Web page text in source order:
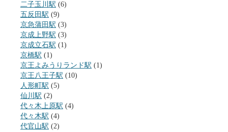
二子玉川駅 (6)
五反田駅 (9)
京急蒲田駅 (3)
京成上野駅 (3)
京成立石駅 (1)
京橋駅 (1)
京王よみうりランド駅 (1)
京王八王子駅 (10)
人形町駅 (5)
仙川駅 (2)
代々木上原駅 (4)
代々木駅 (4)
代官山駅 (2)